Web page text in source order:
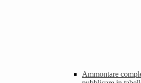
Ammontare